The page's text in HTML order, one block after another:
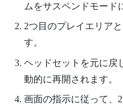
ムをサスペンドモード
2つ目のプレイエリア
す。
ヘッドセットを元に戻
動的に再開されます。
画面の指示に従って、